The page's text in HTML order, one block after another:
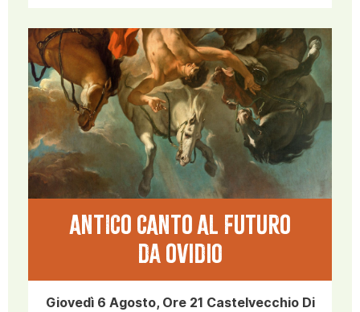
ANTICO CANTO AL FUTURO
da Ovidio
Giovedì 6 Agosto, Ore 21 Castelvecchio Di